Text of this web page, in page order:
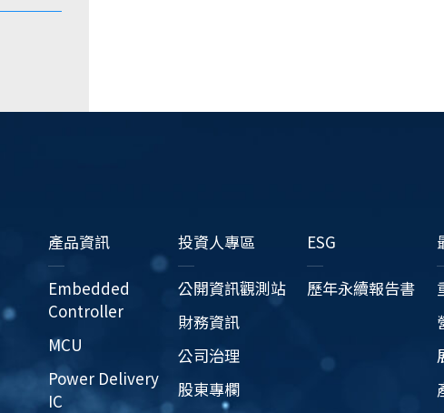
產品資訊
Embedded
Controller
MCU
Power Delivery
IC
投資人專區
公開資訊觀測站
財務資訊
公司治理
股東專欄
ESG
歷年永續報告書